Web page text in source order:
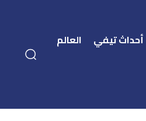
أحداث تيفي
العالم